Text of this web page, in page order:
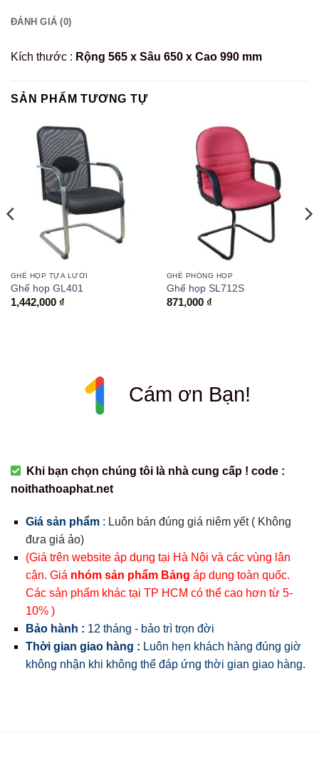
ĐÁNH GIÁ (0)
Kích thước : Rộng 565 x Sâu 650 x Cao 990 mm
SẢN PHẨM TƯƠNG TỰ
GHẾ HỌP TỰA LƯỚI
Ghế họp GL401
1,442,000 ₫
GHẾ PHÒNG HỌP
Ghế họp SL712S
871,000 ₫
Cám ơn Bạn!
Khi bạn chọn chúng tôi là nhà cung cấp ! code :
noithathoaphat.net
Giá sản phẩm: Luôn bán đúng giá niêm yết ( Không
đưa giá ảo)
(Giá trên website áp dụng tại Hà Nội và các vùng lân
cận. Giá nhóm sản phẩm Bảng áp dụng toàn quốc.
Các sản phẩm khác tại TP HCM có thể cao hơn từ 5-
10% )
Bảo hành : 12 tháng - bảo trì trọn đời
Thời gian giao hàng : Luôn hẹn khách hàng đúng giờ
không nhận khi không thể đáp ứng thời gian giao hàng.